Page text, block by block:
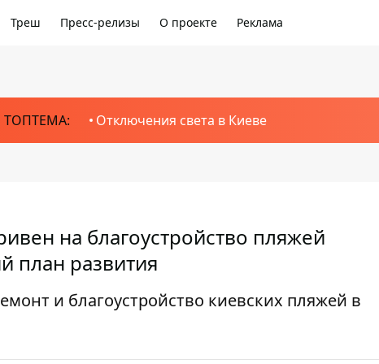
Треш Пресс-релизы О проекте Реклама
ТОПТЕМА: Отключения света в Киеве
на благоустройство пляжей
план развития
и благоустройство киевских пляжей в